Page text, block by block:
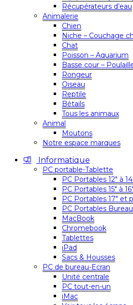
Récupérateurs d’eau
Animalerie
Chien
Niche – Couchage
Chat
Poisson – Aquarium
Basse cour –
Rongeur
Oiseau
Reptile
Bétails
Tous les animaux
Animal
Moutons
Notre espace marques
Informatique
PC portable-Tablette
PC Portables 12″ à
PC Portables 15″ à 16″
PC Portables 17″ et
PC Portables
MacBook
Chromebook
Tablettes
iPad
Sacs & Housses
PC de bureau-Ecran
Unité centrale
PC tout-en-un
iMac